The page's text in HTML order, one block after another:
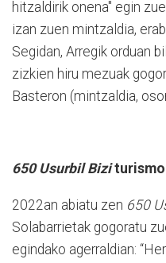
hitzaldirik onena" egin
izan zuen mintzaldia,
Segidan, Arregik orduan
zizkien hiru mezuak
Basteron (mintzaldia,
650 Usurbil Biziturismo
2022an abiatu zen 650
Solabarrietak gogoratu
egindako agerraldian: